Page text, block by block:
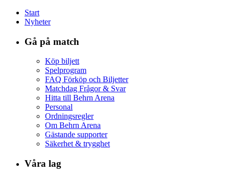
Start
Nyheter
Gå på match
Köp biljett
Spelprogram
FAQ Förköp och Biljetter
Matchdag Frågor & Svar
Hitta till Behrn Arena
Personal
Ordningsregler
Om Behrn Arena
Gästande supporter
Säkerhet & trygghet
Våra lag